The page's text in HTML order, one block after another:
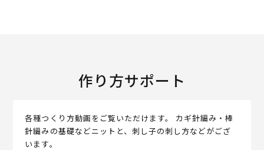
作り方サポート
各種つくり方動画をご覧いただけます。 カギ針編み・棒
針編みの基礎などニットと、刺し子の刺し方などがござ
います。